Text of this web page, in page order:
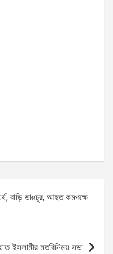
বাড়ি ভাঙচুর, আহত কমপক্ষে
ইসলামীর মতবিনিময় সভা